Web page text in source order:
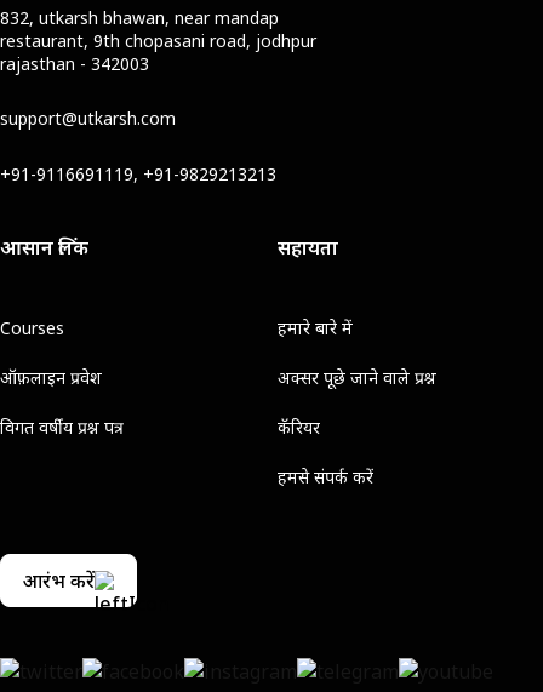
832, utkarsh bhawan, near mandap
restaurant, 9th chopasani road, jodhpur
rajasthan - 342003
support@utkarsh.com
+91-9116691119, +91-9829213213
आसान लिंक
Courses
ऑफ़लाइन प्रवेश
विगत वर्षीय प्रश्न पत्र
सहायता
हमारे बारे में
अक्सर पूछे जाने वाले प्रश्न
कॅरियर
हमसे संपर्क करें
आरंभ करें